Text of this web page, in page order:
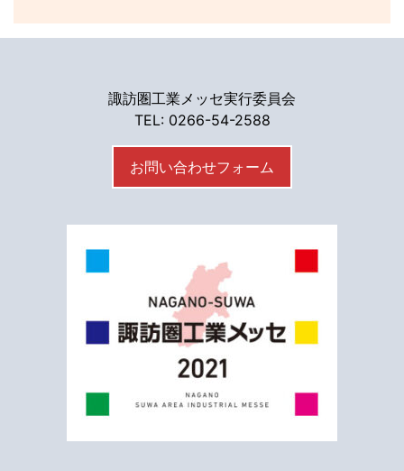
諏訪圏工業メッセ実行委員会
TEL: 0266-54-2588
お問い合わせフォーム